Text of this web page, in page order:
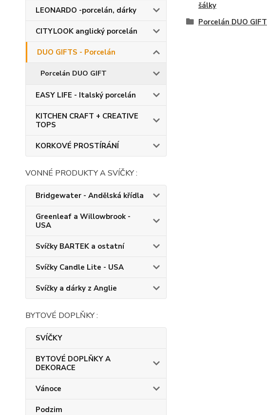
LEONARDO -porcelán, dárky
CITYLOOK anglický porcelán
DUO GIFTS - Porcelán
Porcelán DUO GIFT
EASY LIFE - Italský porcelán
KITCHEN CRAFT + CREATIVE
TOPS
KORKOVÉ PROSTÍRÁNÍ
VONNÉ PRODUKTY A SVÍČKY :
Bridgewater - Andělská křídla
Greenleaf a Willowbrook -
USA
Svíčky BARTEK a ostatní
Svíčky Candle Lite - USA
Svíčky a dárky z Anglie
BYTOVÉ DOPLŇKY :
SVÍČKY
BYTOVÉ DOPLŇKY A
DEKORACE
Vánoce
Podzim
šálky
Porcelán DUO GIFT